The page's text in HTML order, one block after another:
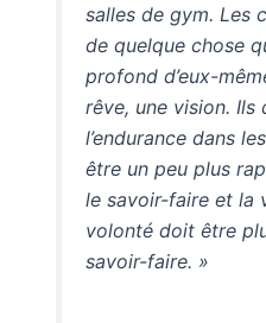
salles de gym. Les
de quelque chose
profond d’eux-
rêve, une vision.
l’endurance dans
être un peu plus
le savoir-faire et la
volonté doit être
savoir-faire. »